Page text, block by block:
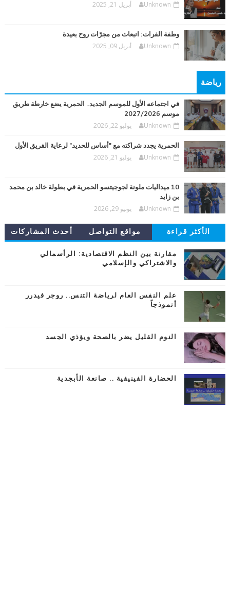
Unknown أبريل 21, 2025
وطفة الفرات: انبعاث من مجرّات روح بعيدة
Unknown أبريل 09, 2025
رياضة
في اجتماعه الأول للموسم الجديد.. الحمرية يضع خارطة طريق
موسم 2027/2026
Unknown يوليو 22, 2026
الحمرية يجدد شراكته مع "أساس للحديد" لرعاية الفريق الأول
Unknown يوليو 21, 2026
10 ميداليات ملونة لجوجيتسو الحمرية في بطولة خالد بن محمد
بن زايد
Unknown يونيو 29, 2026
الأكثر قراءة مواقع التواصل أحدث المشاركات
مقارنة بين النظم الاقتصادية: الرأسمالي
والاشتراكي والإسلامي
علم النفس العام لرياضة التنس.. روجر فيدرر
أنموذجاً
النوم القليل يضر بالصحة ويؤذي الجسد
الحضارة الفينيقية .. صانعة الأبجدية